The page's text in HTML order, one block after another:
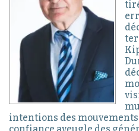
intentions des